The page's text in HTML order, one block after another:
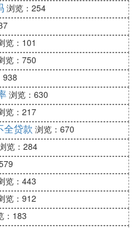
浏览：254
览：101
览：750
938
浏览：630
览：217
全贷款 浏览：670
览：284
览：443
览：912
：183